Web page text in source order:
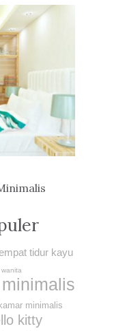
tidur kayu
minimalis
kitty